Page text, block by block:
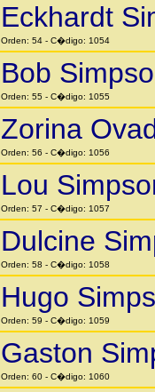
Eckhardt
Orden: 54 - C�digo: 1054
Bob
Orden: 55 - C�digo: 1055
Zorina
Orden: 56 - C�digo: 1056
Lou
Orden: 57 - C�digo: 1057
Dulcine
Orden: 58 - C�digo: 1058
Hugo
Orden: 59 - C�digo: 1059
Gaston
Orden: 60 - C�digo: 1060